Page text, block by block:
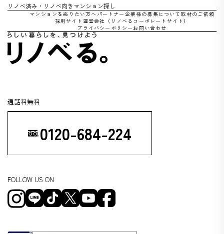
通話料無料
0120-684-224
FOLLOW US ON
リノベ済み・リノベ向きマンション探し
マンションを売りたい方へパートナー企業様の募集について 取材のご依頼
採用サイト 運営会社（リノべるコーポレートサイト）
プライバシーポリシー お問い合わせ